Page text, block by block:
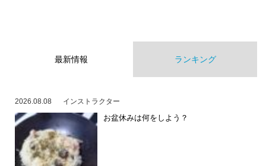
最新情報 ランキング
2026.08.08 インストラクター
お盆休みは何をしよう？